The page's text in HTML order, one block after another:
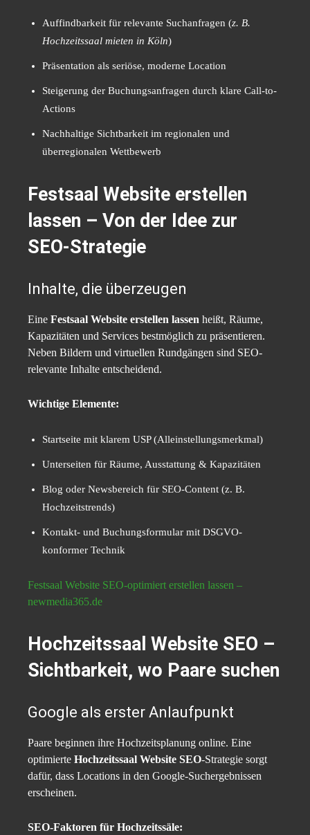
Auffindbarkeit für relevante Suchanfragen (z. B.
Hochzeitssaal mieten in Köln)
Präsentation als seriöse, moderne Location
Steigerung der Buchungsanfragen durch klare Call-to-
Actions
Nachhaltige Sichtbarkeit im regionalen und
überregionalen Wettbewerb
Festsaal Website erstellen
lassen – Von der Idee zur
SEO-Strategie
Inhalte, die überzeugen
Eine Festsaal Website erstellen lassen heißt, Räume,
Kapazitäten und Services bestmöglich zu präsentieren.
Neben Bildern und virtuellen Rundgängen sind SEO-
relevante Inhalte entscheidend.
Wichtige Elemente:
Startseite mit klarem USP (Alleinstellungsmerkmal)
Unterseiten für Räume, Ausstattung & Kapazitäten
Blog oder Newsbereich für SEO-Content (z. B.
Hochzeitstrends)
Kontakt- und Buchungsformular mit DSGVO-
konformer Technik
Festsaal Website SEO-optimiert erstellen lassen –
newmedia365.de
Hochzeitssaal Website SEO –
Sichtbarkeit, wo Paare suchen
Google als erster Anlaufpunkt
Paare beginnen ihre Hochzeitsplanung online. Eine
optimierte Hochzeitssaal Website SEO-Strategie sorgt
dafür, dass Locations in den Google-Suchergebnissen
erscheinen.
SEO-Faktoren für Hochzeitssäle: